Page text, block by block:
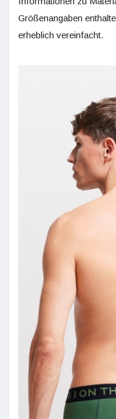
Größenangaben
erheblich vereinfacht.